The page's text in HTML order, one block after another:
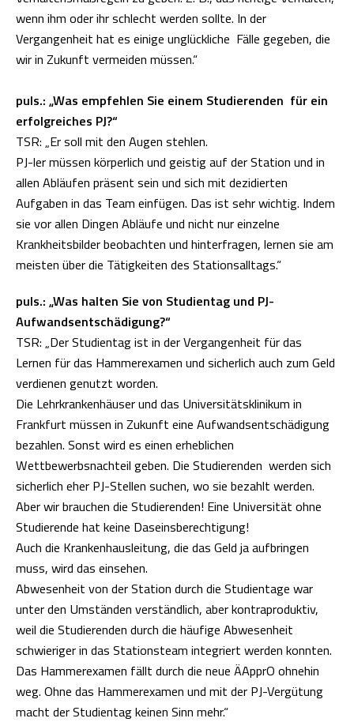
wenn ihm oder ihr schlecht werden sollte. In der
Vergangenheit hat es einige unglückliche Fälle gegeben, die
wir in Zukunft vermeiden müssen.“
puls.: „Was empfehlen Sie einem Studierenden für ein
erfolgreiches PJ?“
TSR: „Er soll mit den Augen stehlen.
PJ-ler müssen körperlich und geistig auf der Station und in
allen Abläufen präsent sein und sich mit dezidierten
Aufgaben in das Team einfügen. Das ist sehr wichtig. Indem
sie vor allen Dingen Abläufe und nicht nur einzelne
Krankheitsbilder beobachten und hinterfragen, lernen sie am
meisten über die Tätigkeiten des Stationsalltags.“
puls.: „Was halten Sie von Studientag und PJ-
Aufwandsentschädigung?“
TSR: „Der Studientag ist in der Vergangenheit für das
Lernen für das Hammerexamen und sicherlich auch zum Geld
verdienen genutzt worden.
Die Lehrkrankenhäuser und das Universitätsklinikum in
Frankfurt müssen in Zukunft eine Aufwandsentschädigung
bezahlen. Sonst wird es einen erheblichen
Wettbewerbsnachteil geben. Die Studierenden werden sich
sicherlich eher PJ-Stellen suchen, wo sie bezahlt werden.
Aber wir brauchen die Studierenden! Eine Universität ohne
Studierende hat keine Daseinsberechtigung!
Auch die Krankenhausleitung, die das Geld ja aufbringen
muss, wird das einsehen.
Abwesenheit von der Station durch die Studientage war
unter den Umständen verständlich, aber kontraproduktiv,
weil die Studierenden durch die häufige Abwesenheit
schwieriger in das Stationsteam integriert werden konnten.
Das Hammerexamen fällt durch die neue ÄApprO ohnehin
weg. Ohne das Hammerexamen und mit der PJ-Vergütung
macht der Studientag keinen Sinn mehr.“